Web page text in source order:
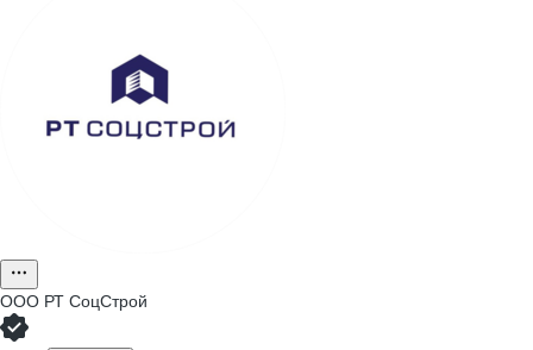
ООО РТ СоцСтрой